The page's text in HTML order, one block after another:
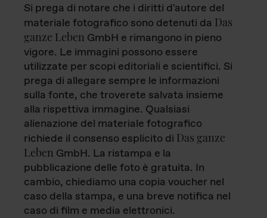
Si prega di notare che i diritti d'autore del
materiale fotografico sono detenuti da Das
ganze Leben GmbH e rimangono in pieno
vigore. Le immagini possono essere
utilizzate per scopi editoriali e scientifici. Si
prega di allegare sempre le informazioni
sulla fonte, che troverete salvata insieme
alla rispettiva immagine. Qualsiasi
alienazione del materiale fotografico
richiede il consenso esplicito di Das ganze
Leben GmbH. La ristampa e la
pubblicazione delle foto è gratuita. In
cambio, chiediamo una copia voucher nel
caso della stampa, e una breve notifica nel
caso di film e media elettronici.